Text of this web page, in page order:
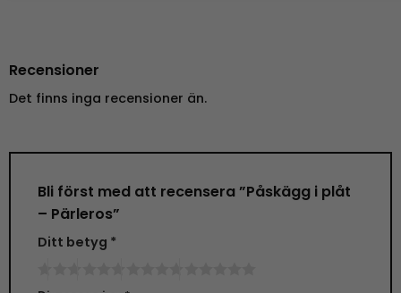
Recensioner
Det finns inga recensioner än.
Bli först med att recensera ”Påskägg i plåt
– Pärleros”
Ditt betyg *